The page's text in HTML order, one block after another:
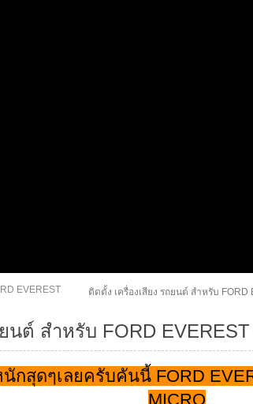
EVEREST ติดตั้ง เครื่องเสียง รถยนต์ สำหรับ FORD
นต์ สำหรับ FORD
สุดๆเลยครับคันนี้ FORD
MICRO